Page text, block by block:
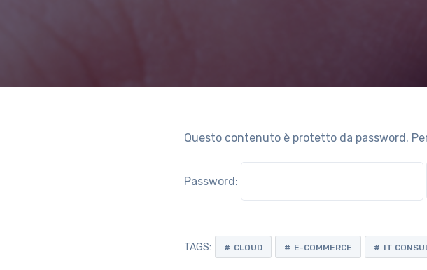
Questo contenuto è protetto da password.
Password:
TAGS: CLOUD E-COMMERCE IT